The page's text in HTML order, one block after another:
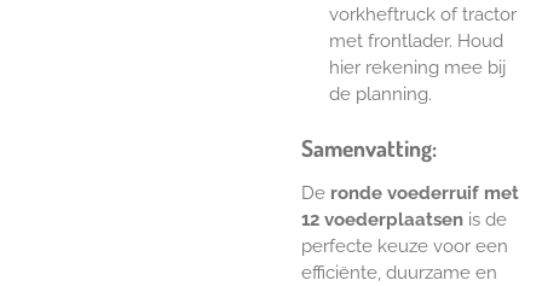
vorkheftruck of tractor
met frontlader. Houd
hier rekening mee bij
de planning.
Samenvatting:
De ronde voederruif met
12 voederplaatsen is de
perfecte keuze voor een
efficiënte, duurzame en